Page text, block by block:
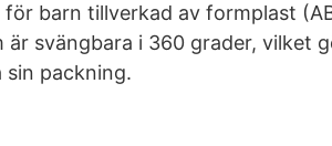
för barn tillverkad av formplast
svängbara i 360 grader, vilket
packning.